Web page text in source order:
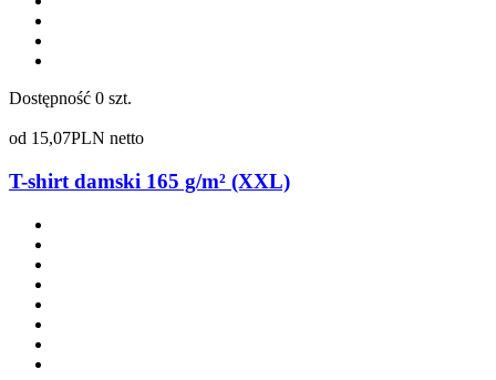
Dostępność 0 szt.
od 15,07PLN netto
T-shirt damski 165 g/m² (XXL)